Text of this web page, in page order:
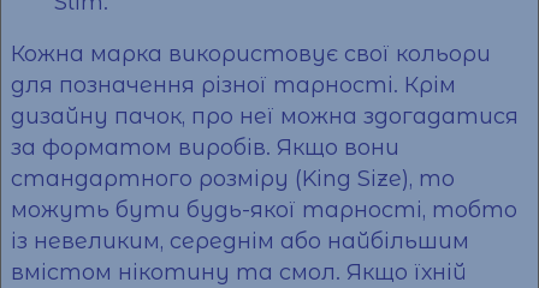
Кожна марка використовує свої кольори
для позначення різної тарності. Крім
дизайну пачок, про неї можна здогадатися
за форматом виробів. Якщо вони
стандартного розміру (King Size), то
можуть бути будь-якої тарності, тобто
із невеликим, середнім або найбільшим
вмістом нікотину та смол. Якщо їхній